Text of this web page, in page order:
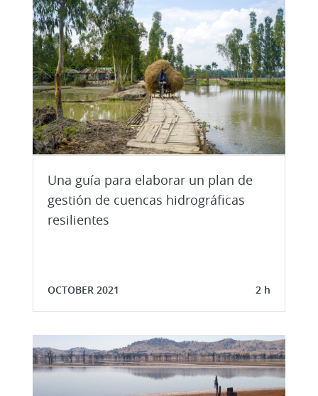
Una guía para elaborar un plan de
gestión de cuencas hidrográficas
resilientes
OCTOBER 2021 2 h